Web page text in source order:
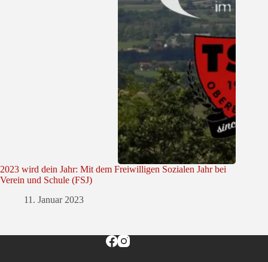
2023 wird dein Jahr: Mit dem Freiwilligen Sozialen Jahr bei
Verein und Schule (FSJ)
11. Januar 2023